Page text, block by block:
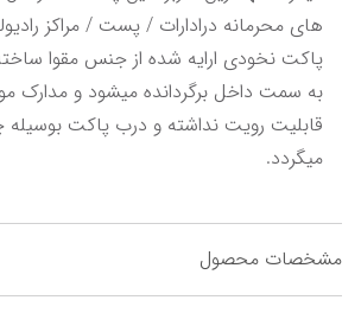
میگردد.
مشخصات محصول